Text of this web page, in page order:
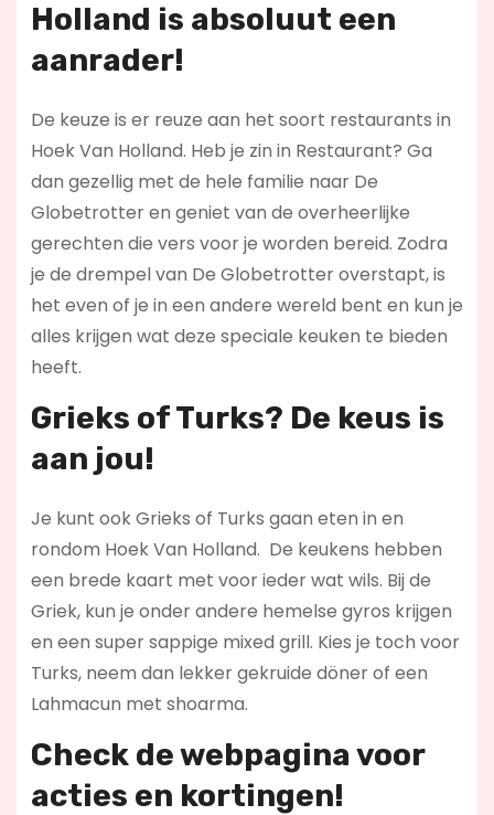
Holland is absoluut een
aanrader!
De keuze is er reuze aan het soort restaurants in
Hoek Van Holland. Heb je zin in Restaurant? Ga
dan gezellig met de hele familie naar De
Globetrotter en geniet van de overheerlijke
gerechten die vers voor je worden bereid. Zodra
je de drempel van De Globetrotter overstapt, is
het even of je in een andere wereld bent en kun je
alles krijgen wat deze speciale keuken te bieden
heeft.
Grieks of Turks? De keus is
aan jou!
Je kunt ook Grieks of Turks gaan eten in en
rondom Hoek Van Holland. De keukens hebben
een brede kaart met voor ieder wat wils. Bij de
Griek, kun je onder andere hemelse gyros krijgen
en een super sappige mixed grill. Kies je toch voor
Turks, neem dan lekker gekruide döner of een
Lahmacun met shoarma.
Check de webpagina voor
acties en kortingen!